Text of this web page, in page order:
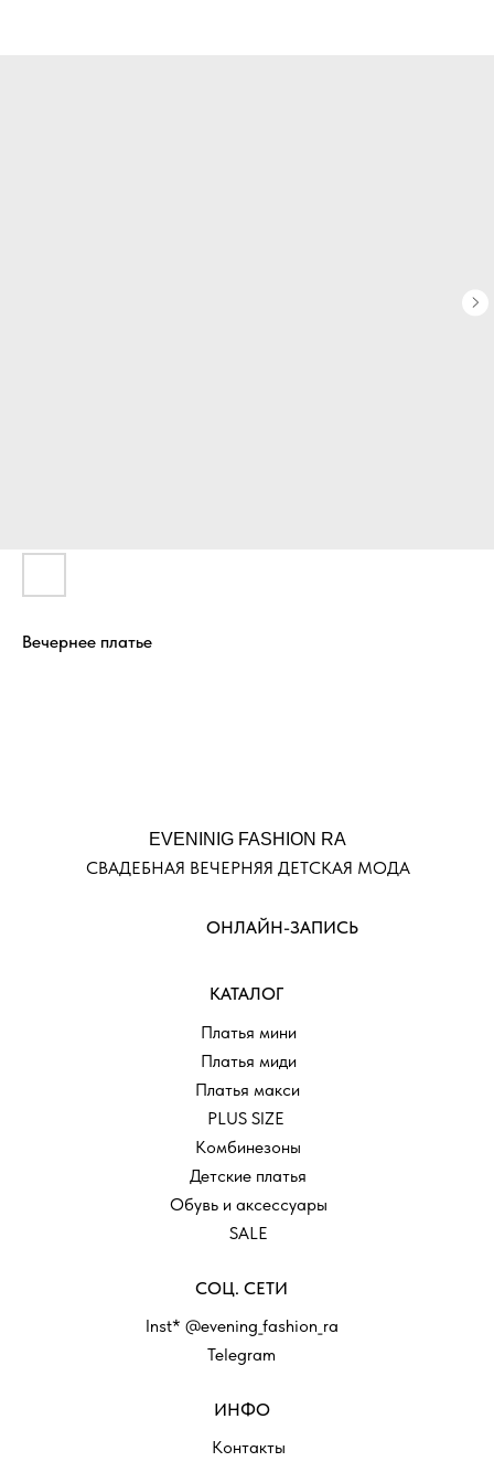
Вечернее платье
ОНЛАЙН-ЗАПИСЬ
Inst* @evening_fashion_ra
Telegram
СОЦ. СЕТИ
Контакты
ИНФО
КАТАЛОГ
Платья мини
Платья миди
Платья макси
PLUS SIZE
Детские платья
Обувь и аксессуары
Комбинезоны
EVENINIG FASHION RA
СВАДЕБНАЯ ВЕЧЕРНЯЯ ДЕТСКАЯ МОДА
SALE